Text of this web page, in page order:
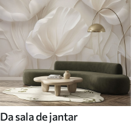
Da sala de jantar